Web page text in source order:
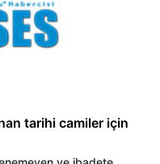
tarihi camiler için